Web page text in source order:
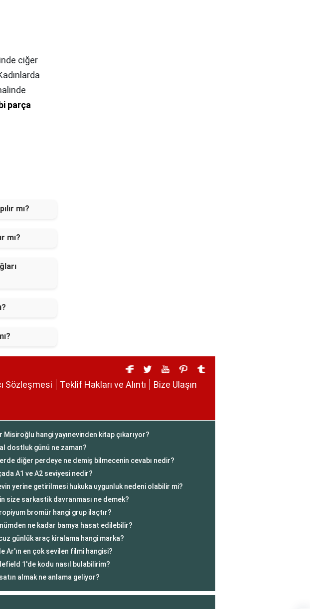
ciğer
parça
mı?
mı?
Sözleşmesi Teklif Hakları ve Alıntı Bize Ulaşın
Misiroğlu hangi yayınevinden kitap çıkarıyor?
dostluk günü ne zaman?
diğer perdeye ne demiş bilmecenin cevabı nedir?
A1 ve A2 seviyesi nedir?
yerine getirilmesi hukuka uygunluk nedeni olabilir mi?
size sarkastik davranması ne demek?
bromür hangi grup ilaçtır?
ne kadar bamya hasat edilebilir?
günlük araç kiralama hangi marka?
Ar'ın en çok sevilen filmi hangisi?
1'de kodu nasıl bulabilirim?
almak ne anlama geliyor?